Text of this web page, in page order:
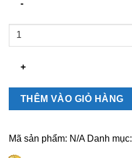
Serum
Unismile
Trợ
Vết
Vàng
THÊM VÀO GIỎ HÀNG
Mã sản phẩm: N/A Danh mục: